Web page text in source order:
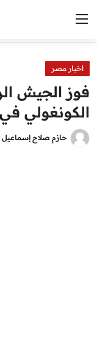
الرئيسية
اخبار مصر
العالم
اخبار مصر
الكونغولي
حازم صلاح إسماعيل